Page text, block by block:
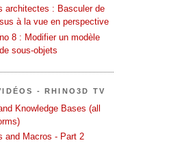
architectes : Basculer de
à la vue en perspective
8 : Modifier un modèle
sous-objets
- RHINO3D TV
Knowledge Bases (all
and Macros - Part 2